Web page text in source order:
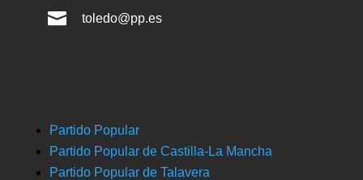
 toledo@pp.es
Partido Popular
Partido Popular de Castilla-La Mancha
Partido Popular de Talavera